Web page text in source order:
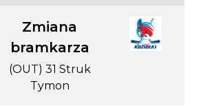
Zmiana
bramkarza
(OUT) 31 Struk
Tymon